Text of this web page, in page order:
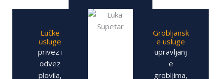
Lučke
usluge
privez i
odvez
plovila,
Grobljansk
e usluge
upravljanj
e
grobljima,